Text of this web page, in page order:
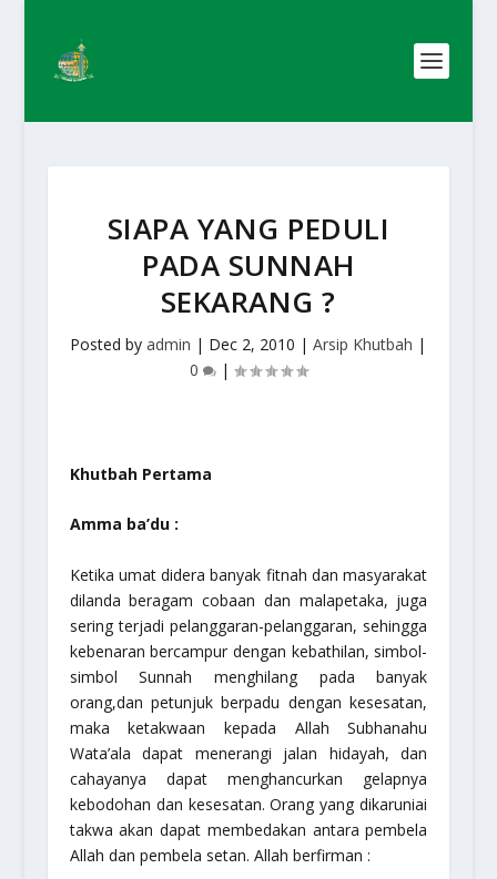
SIAPA YANG PEDULI
PADA SUNNAH
SEKARANG ?
Posted byadmin | Dec 2, 2010 |Arsip Khutbah |
0
|
Khutbah Pertama
Amma ba’du :
Ketika umat didera banyak fitnah dan masyarakat
dilanda beragam cobaan dan malapetaka, juga
sering terjadi pelanggaran-pelanggaran, sehingga
kebenaran bercampur dengan kebathilan, simbol-
simbol Sunnah menghilang pada banyak
orang,dan petunjuk berpadu dengan kesesatan,
maka ketakwaan kepada Allah Subhanahu
Wata’ala dapat menerangi jalan hidayah, dan
cahayanya dapat menghancurkan gelapnya
kebodohan dan kesesatan. Orang yang dikaruniai
takwa akan dapat membedakan antara pembela
Allah dan pembela setan. Allah berfirman :